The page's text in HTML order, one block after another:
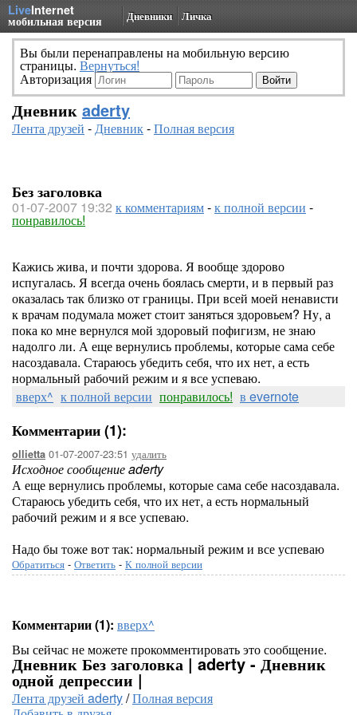
LiveInternet
мобильная версия Дневники Личка
Вы были перенаправлены на мобильную версию
страницы. Вернуться!
Авторизация
Дневник aderty
Лента друзей -Дневник-Полная версия
Без заголовка
01-07-2007 19:32 к комментариям-к полной версии -
понравилось!
Кажись жива, и почти здорова. Я вообще здорово
испугалась. Я всегда очень боялась смерти, и в первый раз
оказалась так близко от границы. При всей моей ненависти
к врачам подумала может стоит заняться здоровьем? Ну, а
пока ко мне вернулся мой здоровый пофигизм, не знаю
надолго ли. А еще вернулись проблемы, которые сама себе
насоздавала. Стараюсь убедить себя, что их нет, а есть
нормальный рабочий режим и я все успеваю.
вверх^ к полной версии понравилось! в evernote
Комментарии (1):
ollietta 01-07-2007-23:51 удалить
Исходное сообщение aderty
А еще вернулись проблемы, которые сама себе насоздавала.
Стараюсь убедить себя, что их нет, а есть нормальный
рабочий режим и я все успеваю.
Надо бы тоже вот так: нормальный режим и все успеваю
Обратиться - Ответить - К полной версии
Комментарии (1): вверх^
Вы сейчас не можете прокомментировать это сообщение.
Дневник Без заголовка | aderty - Дневник
одной депрессии |
Лента друзей aderty/Полная версия